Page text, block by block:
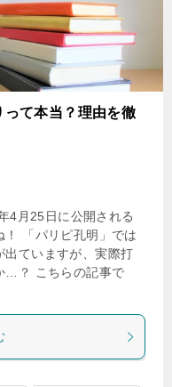
って本当？理由を徹
4月25日に公開される
！ 「パリピ孔明」では
ていますが、実際打
…？ こちらの記事で